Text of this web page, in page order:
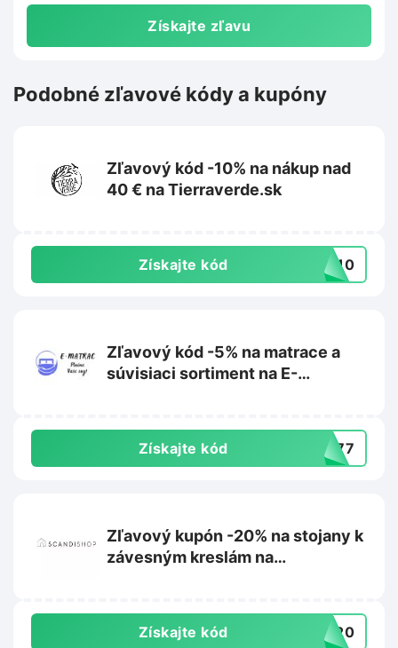
Získajte zľavu
Podobné zľavové kódy a kupóny
Zľavový kód -10% na nákup nad
40 € na Tierraverde.sk
Získajte kód IL10
Zľavový kód -5% na matrace a
súvisiaci sortiment na E-
Získajte kód L777
Zľavový kupón -20% na stojany k
závesným kreslám na
Získajte kód US20